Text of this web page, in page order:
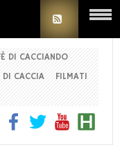
DI CACCIANDO
DI CACCIA
FILMATI